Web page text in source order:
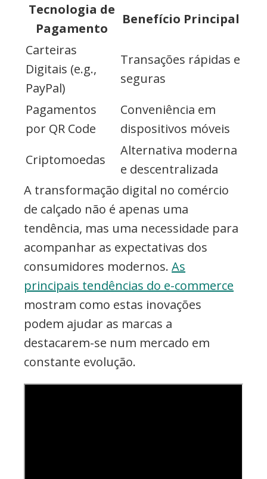
Tecnologia de
Pagamento
Benefício Principal
Carteiras
Digitais (e.g.,
PayPal)
Transações rápidas e
seguras
Pagamentos
por QR Code
Conveniência em
dispositivos móveis
Criptomoedas
Alternativa moderna
e descentralizada
A transformação digital no comércio
de calçado não é apenas uma
tendência, mas uma necessidade para
acompanhar as expectativas dos
consumidores modernos. As
principais tendências do e-commerce
mostram como estas inovações
podem ajudar as marcas a
destacarem-se num mercado em
constante evolução.